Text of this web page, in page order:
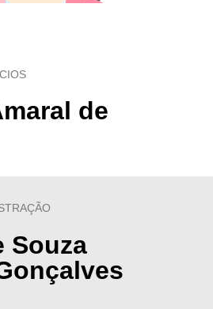
de
Souza